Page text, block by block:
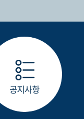
공지사항